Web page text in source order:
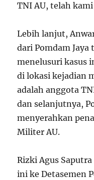
TNI AU, telah
Lebih lanjut,
dari Pomdam
menelusuri kasus
di lokasi kejadian
adalah anggota
dan selanjutnya,
menyerahkan
Militer AU.
Rizki Agus
ini ke Detasemen